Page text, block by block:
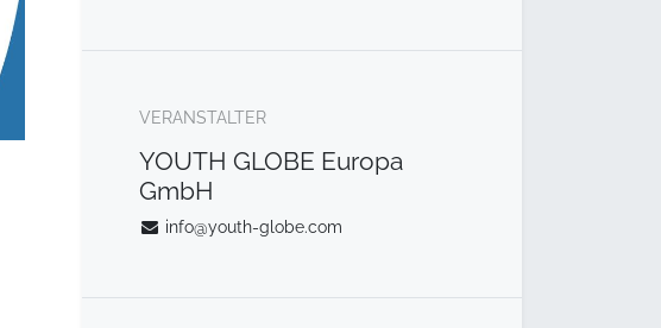
VERANSTALTER
YOUTH GLOBE Europa
GmbH
info@youth-globe.com